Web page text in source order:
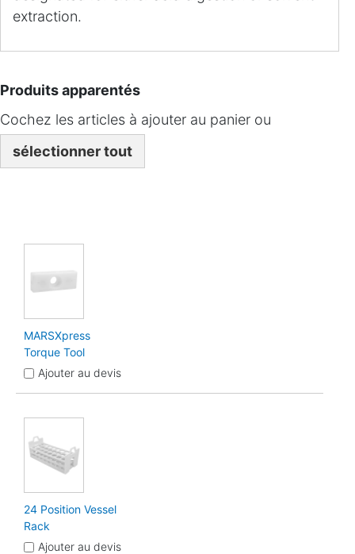
extraction.
Produits apparentés
Cochez les articles à ajouter au panier ou
sélectionner tout
MARSXpress
Torque Tool
Ajouter au devis
24 Position Vessel
Rack
Ajouter au devis